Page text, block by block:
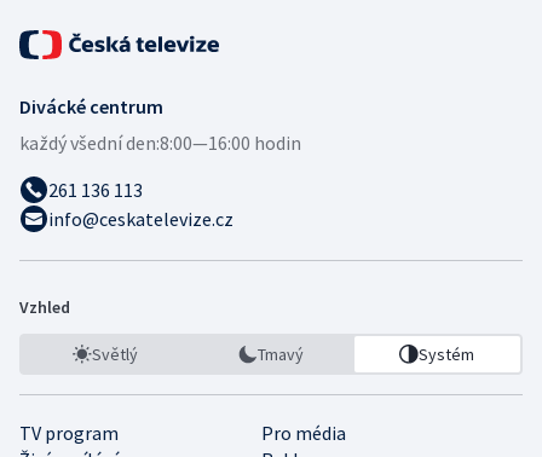
Divácké centrum
každý všední den:8:00—16:00 hodin
261 136 113
info@ceskatelevize.cz
Vzhled
Světlý Tmavý Systém
TV program
Pro média